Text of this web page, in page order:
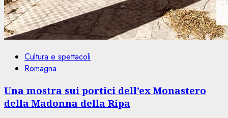
Cultura e spettacoli
Romagna
Una mostra sui portici dell’ex Monastero
della Madonna della Ripa